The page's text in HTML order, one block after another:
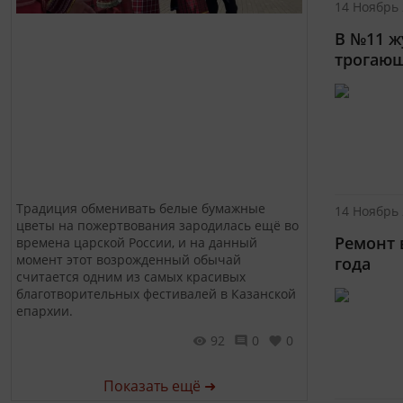
Традиция обменивать белые бумажные
цветы на пожертвования зародилась ещё во
времена царской России, и на данный
момент этот возрожденный обычай
считается одним из самых красивых
благотворительных фестивалей в Казанской
епархии.
92
0 0
Показать ещё ➜
14 Ноябрь
В №11
14 Ноябрь
Ремонт
года